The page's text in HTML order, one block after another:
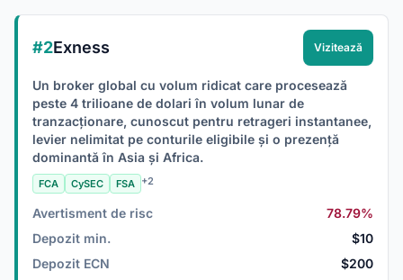
#2Exness Vizitează
Un broker global cu volum ridicat care procesează
peste 4 trilioane de dolari în volum lunar de
tranzacționare, cunoscut pentru retrageri instantanee,
levier nelimitat pe conturile eligibile și o prezență
dominantă în Asia și Africa.
FCA CySEC FSA +2
Avertisment de risc
78.79%
Depozit min.
$10
Depozit ECN
$200